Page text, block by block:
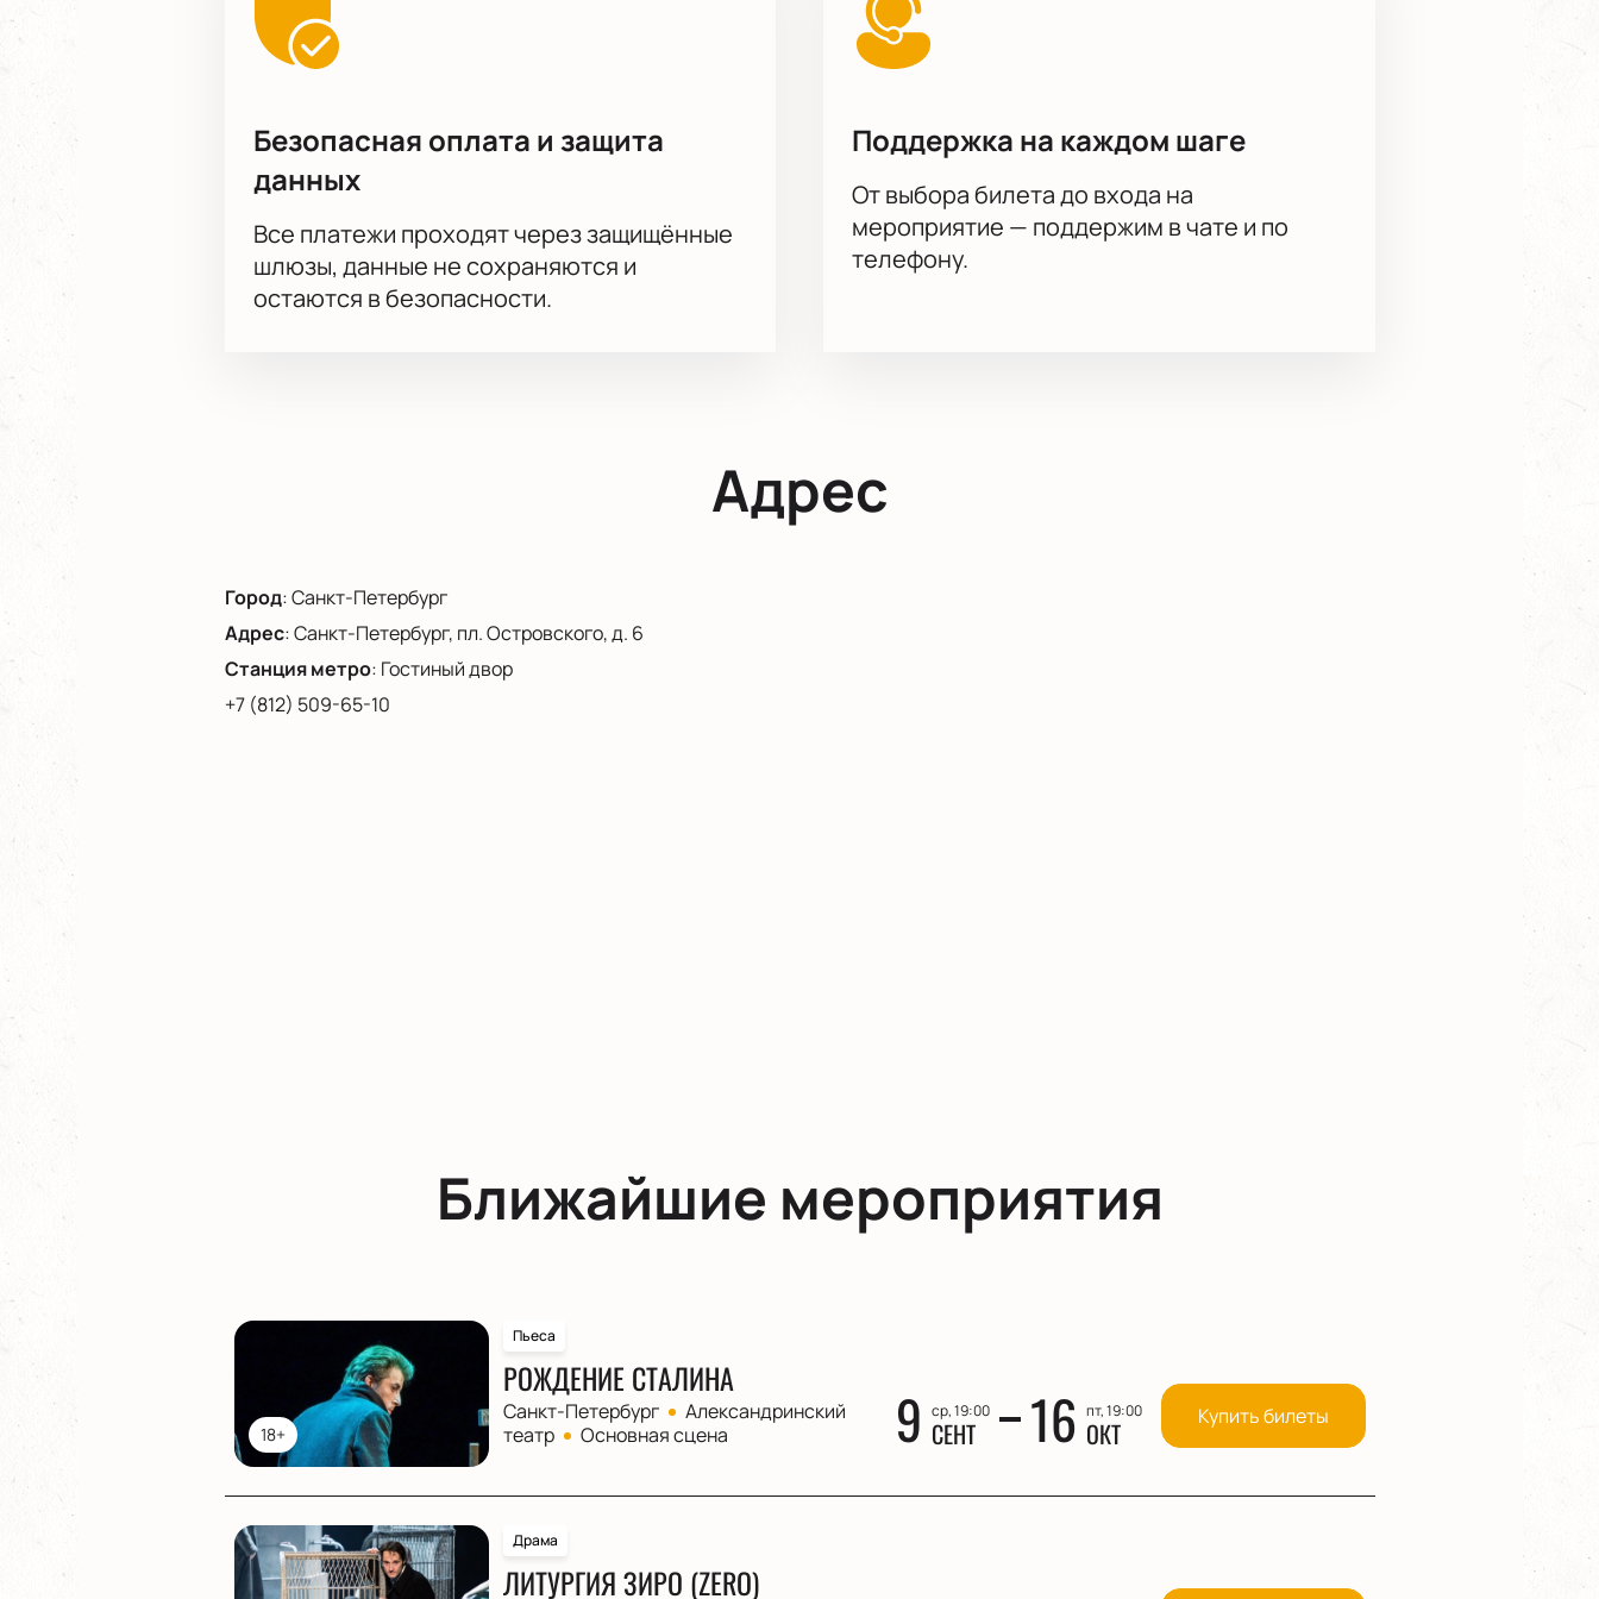
Безопасная оплата и защита
данных
Все платежи проходят через защищённые
шлюзы, данные не сохраняются и
остаются в безопасности.
Поддержка на каждом шаге
От выбора билета до входа на
мероприятие — поддержим в чате и по
телефону.
Адрес
Город:Санкт-Петербург
Адрес:Санкт-Петербург, пл. Островского, д. 6
Станция метро: Гостиный двор
+7 (812) 509-65-10
Ближайшие мероприятия
18+
Пьеса
РОЖДЕНИЕ СТАЛИНА
Санкт-Петербург
Александринский
театр
Основная сцена 9 ср, 19:00
СЕНТ 16 пт, 19:00
ОКТ Купить билеты
Драма
ЛИТУРГИЯ ЗИРО (ZERO)